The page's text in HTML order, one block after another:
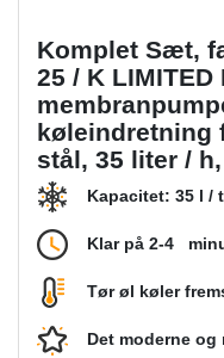
Komplet Sæt,
25 / K LIMITED
køleindretning
stål, 35 liter /
Kapacitet: 35 l /
Klar på 2-4
Tør øl køler
Det moderne og